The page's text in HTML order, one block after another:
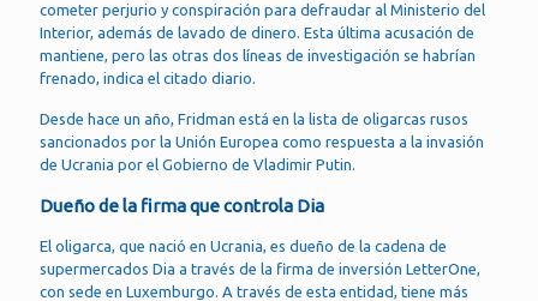
cometer perjurio y conspiración para defraudar al Ministerio del
Interior, además de lavado de dinero. Esta última acusación de
mantiene, pero las otras dos líneas de investigación se habrían
frenado, indica el citado diario.
Desde hace un año, Fridman está en la lista de oligarcas rusos
sancionados por la Unión Europea como respuesta a la invasión
de Ucrania por el Gobierno de Vladimir Putin.
Dueño de la firma que controla Dia
El oligarca, que nació en Ucrania, es dueño de la cadena de
supermercados Dia a través de la firma de inversión LetterOne,
con sede en Luxemburgo. A través de esta entidad, tiene más